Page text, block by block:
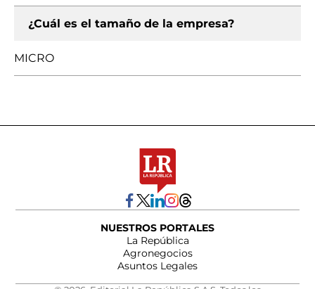
¿Cuál es el tamaño de la empresa?
MICRO
NUESTROS PORTALES
La República
Agronegocios
Asuntos Legales